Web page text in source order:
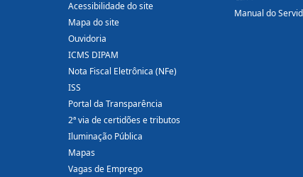
Acessibilidade do site
Mapa do site
Ouvidoria
ICMS DIPAM
Nota Fiscal Eletrônica (NFe)
ISS
Portal da Transparência
2ª via de certidões e tributos
Iluminação Pública
Mapas
Vagas de Emprego
Manual do